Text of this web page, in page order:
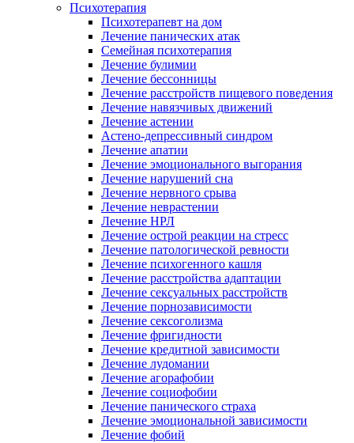
Психотерапия
Психотерапевт на дом
Лечение панических атак
Семейная психотерапия
Лечение булимии
Лечение бессонницы
Лечение расстройств пищевого поведения
Лечение навязчивых движений
Лечение астении
Астено-депрессивный синдром
Лечение апатии
Лечение эмоционального выгорания
Лечение нарушений сна
Лечение нервного срыва
Лечение неврастении
Лечение НРЛ
Лечение острой реакции на стресс
Лечение патологической ревности
Лечение психогенного кашля
Лечение расстройства адаптации
Лечение сексуальных расстройств
Лечение порнозависимости
Лечение сексоголизма
Лечение фригидности
Лечение кредитной зависимости
Лечение лудомании
Лечение агорафобии
Лечение социофобии
Лечение панического страха
Лечение эмоциональной зависимости
Лечение фобий